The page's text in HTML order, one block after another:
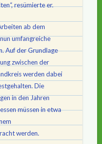
resümierte er.
ab dem
umfangreiche
Auf der Grundlage
zwischen der
werden dabei
Die
in den Jahren
müssen in etwa
werden.